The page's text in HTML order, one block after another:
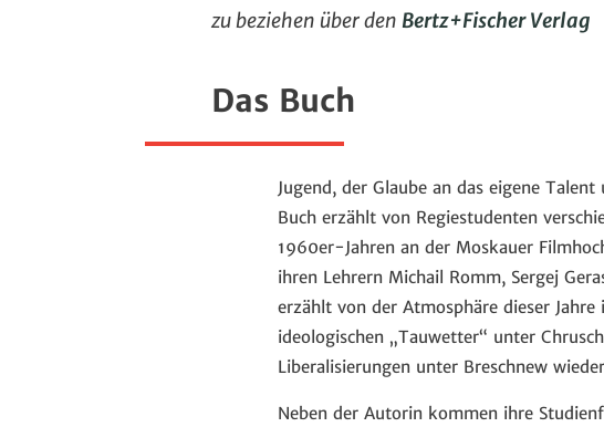
zu beziehen über den Bertz+Fischer Verlag
Das Buch
Jugend, der Glaube an das eigene
Buch erzählt von Regiestudenten
1960er-Jahren an der Moskauer
ihren Lehrern Michail Romm, Sergej
erzählt von der Atmosphäre dieser
ideologischen „Tauwetter“ unter
Liberalisierungen unter Breschnew
Neben der Autorin kommen ihre